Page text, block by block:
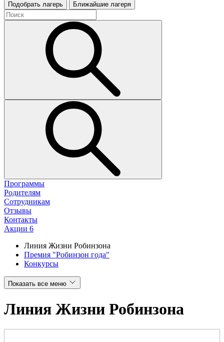
Подобрать лагерь Ближайшие лагеря
Программы
Родителям
Сотрудникам
Отзывы
Контакты
Акции 6
Линия Жизни Робинзона
Премия "Робинзон года"
Конкурсы
Показать все меню
Линия Жизни Робинзона